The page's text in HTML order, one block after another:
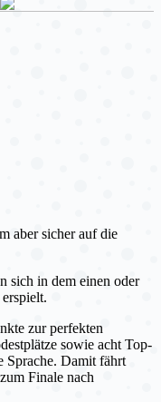
aber sicher auf die
sich in dem einen oder
zur perfekten
sowie acht Top-
Sprache. Damit fährt
Finale nach